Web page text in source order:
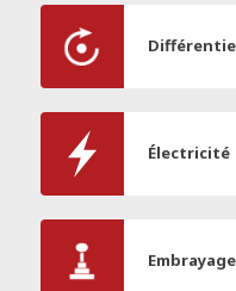
Électricité
Embrayage